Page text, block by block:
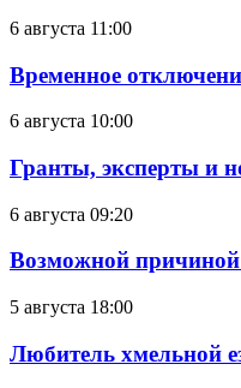
6 августа 11:00
Временное
6 августа 10:00
Гранты, эксперты и
6 августа 09:20
Возможной причиной
5 августа 18:00
Любитель хмельной